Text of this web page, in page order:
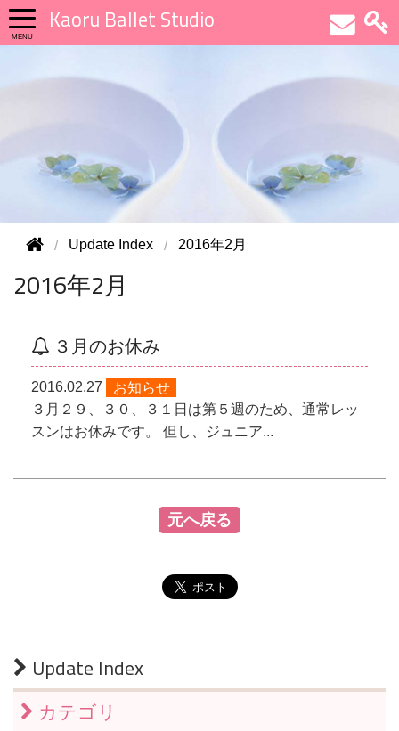
Kaoru Ballet Studio
Update Index 2016年2月
2016年2月
３月のお休み
2016.02.27
お知らせ
３月２９、３０、３１日は第５週のため、通常レッ
スンはお休みです。 但し、ジュニア...
元へ戻る
Update Index
カテゴリ